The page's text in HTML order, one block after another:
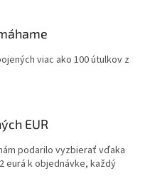
viac ako 100 útulkov z
EUR
podarilo vyzbierať vďaka
k objednávke, každý